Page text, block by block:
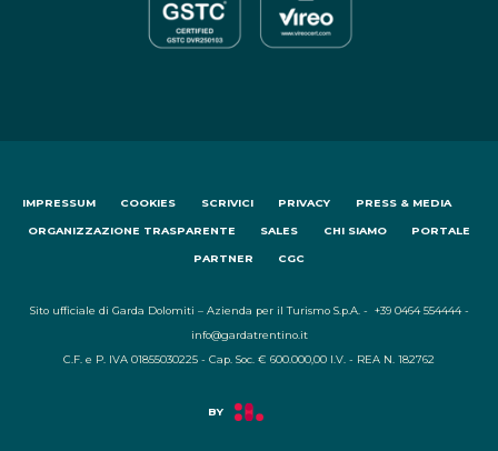
IMPRESSUM COOKIES SCRIVICI PRIVACY PRESS & MEDIA
ORGANIZZAZIONE TRASPARENTE SALES CHI SIAMO PORTALE
PARTNER CGC
Sito ufficiale di Garda Dolomiti – Azienda per il Turismo S.p.A. - +39 0464 554444 -
info@gardatrentino.it
C.F. e P. IVA 01855030225 - Cap. Soc. € 600.000,00 I.V. - REA N. 182762